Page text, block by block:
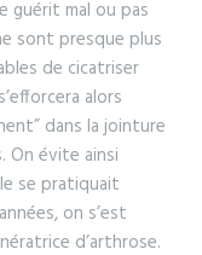
guérit mal ou pas
sont presque plus
de cicatriser
alors
dans la jointure
On évite ainsi
se pratiquait
on s’est
d’arthrose.